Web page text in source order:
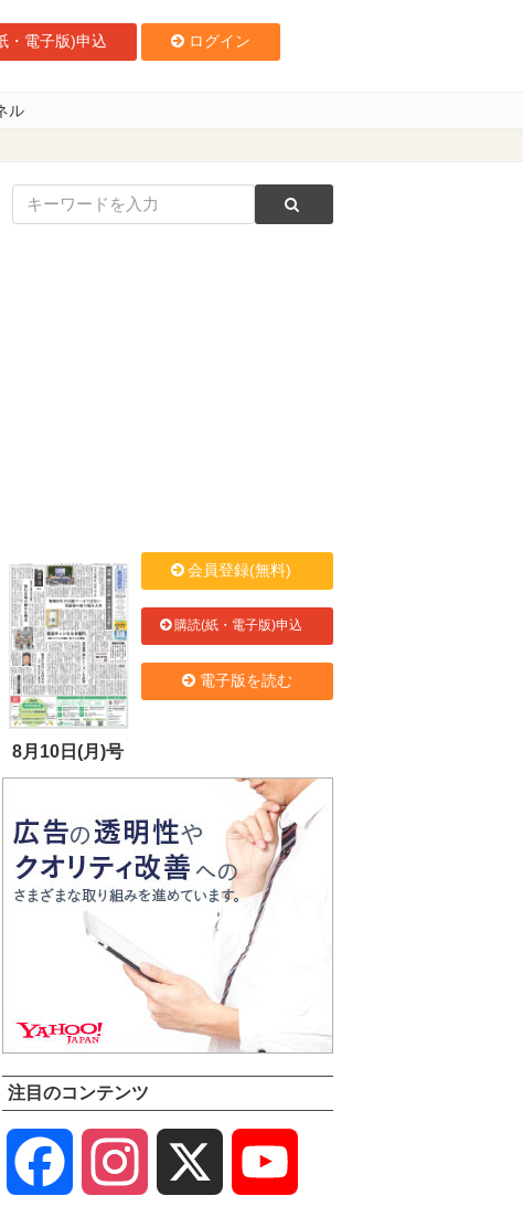
・電子版)申込 ログイン
ル
えた計25,000店舗の飲食店横断検索サイトを開設
8月10日(月)号
会員登録(無料)
購読(紙・電子版)申込
電子版を読む
注目のコンテンツ
Facebook Instagram